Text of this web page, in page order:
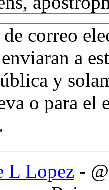
correo
a
y
o para
L Lopez -